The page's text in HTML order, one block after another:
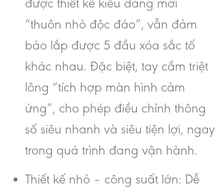
“thuôn nhỏ độc đáo”, vẫn đảm
bảo lắp được 5 đầu xóa sắc tố
khác nhau. Đặc biệt, tay cầm triệt
lông “tích hợp màn hình cảm
ứng”, cho phép điều chỉnh thông
số siêu nhanh và siêu tiện lợi, ngay
trong quá trình đang vận hành.
Thiết kế nhỏ – công suất lớn: Dễ